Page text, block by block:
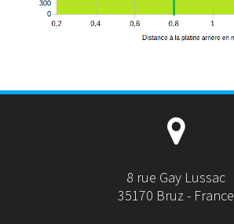
8 rue Gay Lussac
35170 Bruz - France